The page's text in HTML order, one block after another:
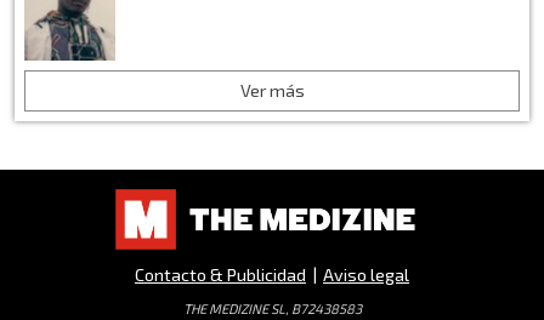
Ver más
Contacto & Publicidad | Aviso legal
THE MEDIZINE SL, B72438583